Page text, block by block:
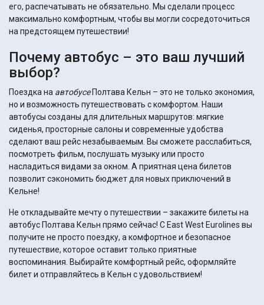
его, распечатывать не обязательно. Мы сделали процесс
максимально комфортным, чтобы вы могли сосредоточиться
на предстоящем путешествии!
Почему автобус – это ваш лучший
выбор?
Поездка на автобусеПолтава Кельн – это не только экономия,
но и возможность путешествовать с комфортом. Наши
автобусы созданы для длительных маршрутов: мягкие
сиденья, просторные салоны и современные удобства
сделают ваш рейс незабываемым. Вы сможете расслабиться,
посмотреть фильм, послушать музыку или просто
насладиться видами за окном. А приятная цена билетов
позволит сэкономить бюджет для новых приключений в
Кельне!
Не откладывайте мечту о путешествии – закажите билеты на
автобус Полтава Кельн прямо сейчас! С East West Eurolines вы
получите не просто поездку, а комфортное и безопасное
путешествие, которое оставит только приятные
воспоминания. Выбирайте комфортный рейс, оформляйте
билет и отправляйтесь в Кельн с удовольствием!